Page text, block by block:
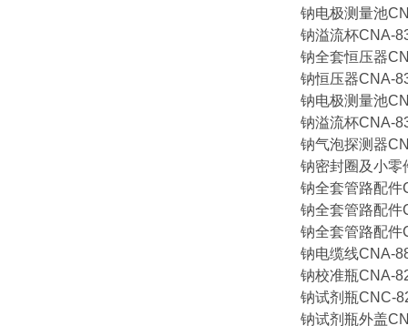
钠电极测量池
钠溢流杯CNA-
钠全套恒压器
钠恒压器CNA-
钠电极测量池
钠溢流杯CNA-
钠气泡探测器
钠密封圈及小零
钠全套管路配件
钠全套管路配件
钠全套管路配件
钠电缆线CNA-
钠校准瓶CNA-
钠试剂瓶CNC-
钠试剂瓶外盖